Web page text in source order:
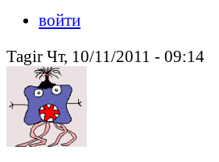
войти
Tagir Чт, 10/11/2011 - 09:14